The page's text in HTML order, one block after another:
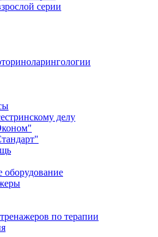
серии
делу
оборудование
по терапии